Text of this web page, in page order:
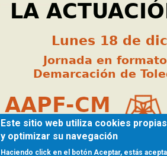
Este sitio web utiliza cookies
y optimizar su navegación
Haciendo click en el botón Aceptar, estás